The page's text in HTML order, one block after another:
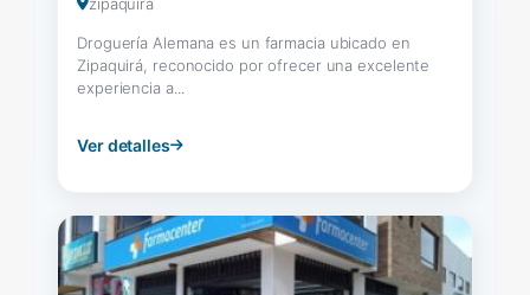
Droguería Alemana es un farmacia ubicado en
Zipaquirá, reconocido por ofrecer una excelente
experiencia a...
Ver detalles